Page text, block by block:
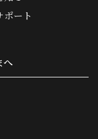
ポート
へ